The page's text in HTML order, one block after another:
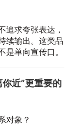
追求夸张表达，
续输出。这类品
单向宣传口。
近”更重要的
对象？